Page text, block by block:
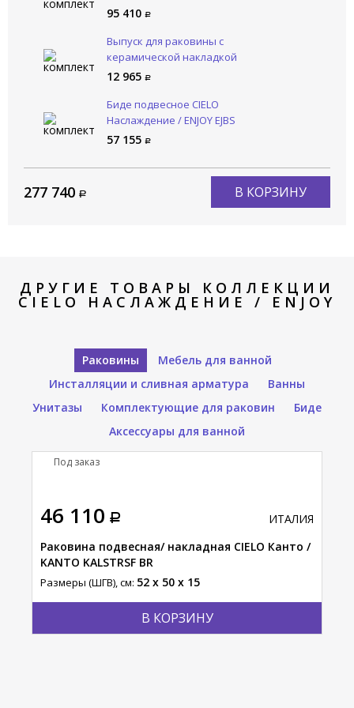
95 410
Выпуск для раковины с
керамической накладкой
CIELO Сива / SIWA PIL01 BA
12 965
Биде подвесное CIELO
Наслаждение / ENJOY EJBS
BA
57 155
277 740 В КОРЗИНУ
ДРУГИЕ ТОВАРЫ КОЛЛЕКЦИИ
CIELO НАСЛАЖДЕНИЕ / ENJOY
Раковины
Мебель для ванной
Инсталляции и сливная арматура
Ванны
Унитазы
Комплектующие для раковин
Биде
Аксессуары для ванной
46 110
В КОРЗИНУ
ИТАЛИЯ
Раковина подвесная/ накладная CIELO Канто /
KANTO KALSTRSF BR
Размеры (ШГВ), см: 52 x 50 x 15
Под заказ